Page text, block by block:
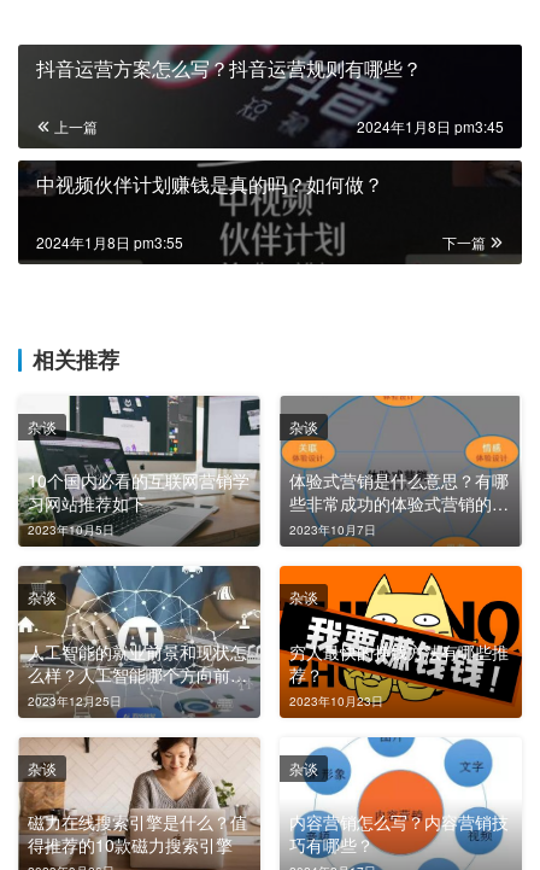
抖音运营方案怎么写？抖音运营规则有哪些？
上一篇 2024年1月8日 pm3:45
中视频伙伴计划赚钱是真的吗？如何做？
下一篇
2024年1月8日 pm3:55
相关推荐
10个国内必看的互联网营销学
习网站推荐如下
2023年10月5日
杂谈
体验式营销是什么意思？有哪
些非常成功的体验式营销的案
例？
2023年10月7日
杂谈
人工智能的就业前景和现状怎
么样？人工智能哪个方向前景
好？
2023年12月25日
杂谈
穷人最快的挣钱方法有哪些推
荐？
2023年10月23日
杂谈
磁力在线搜索引擎是什么？值
得推荐的10款磁力搜索引擎
杂谈
内容营销怎么写？内容营销技
巧有哪些？
杂谈